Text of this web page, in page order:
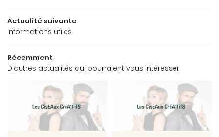
Contact
Actualité suivante
Informations utiles
Récemment
D'autres actualités qui pourraient vous intéresser